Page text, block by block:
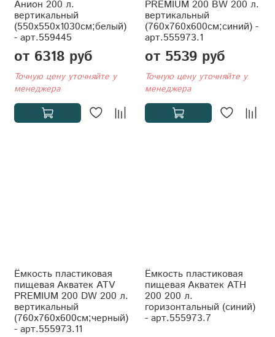
Анион 200 л.
вертикальный
(550x550x1030см;белый)
- арт.559445
от 6318 руб
Точную цену уточняйте у
менеджера
PREMIUM 200 BW 200 л.
вертикальный
(760x760x600см;синий) -
арт.555973.1
от 5539 руб
Точную цену уточняйте у
менеджера
Ёмкость пластиковая
пищевая Акватек ATV
PREMIUM 200 DW 200 л.
вертикальный
(760x760x600см;черный)
- арт.555973.11
Ёмкость пластиковая
пищевая Акватек АТH
200 200 л.
горизонтальный (синий)
- арт.555973.7